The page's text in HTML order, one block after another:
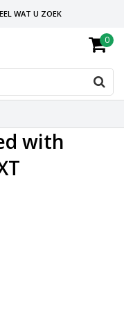
WAT U ZOEK
VERZONDEN 0
with